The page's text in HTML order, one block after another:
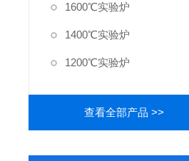
1600℃实验炉
1400℃实验炉
1200℃实验炉
查看全部产品 >>